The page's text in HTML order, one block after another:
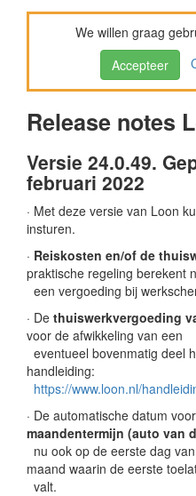
We willen graag
Accepteer
Release notes
Versie 24.0.49.
februari 2022
· Met deze versie van Loon
insturen.
· Reiskosten en/of de
praktische regeling berekent
een vergoeding bij
· De thuiswerkvergoeding
voor de afwikkeling van een
eventueel bovenmatig deel
handleiding:
https://www.loon.nl/
· De automatische datum
maandentermijn (auto van
nu ook op de eerste dag
maand waarin de eerste
valt.